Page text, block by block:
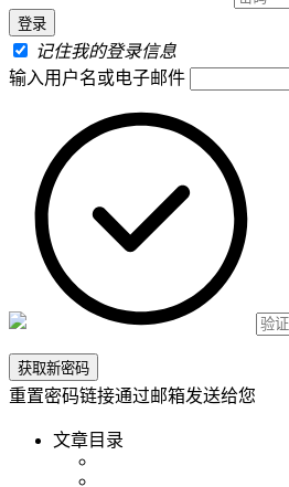
记住我的登录信息
输入用户名或电子邮件
重置密码链接通过邮箱发送给您
文章目录